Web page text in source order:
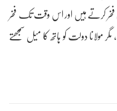
کرتے ہیں اور اس وقت تک فخر
دولت کو ہاتھ کا میل سمجھتے